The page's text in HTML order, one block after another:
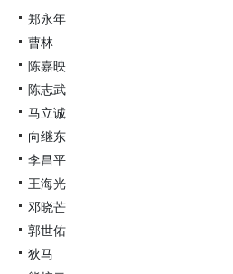
郑永年
曹林
陈嘉映
陈志武
马立诚
向继东
李昌平
王海光
邓晓芒
郭世佑
狄马